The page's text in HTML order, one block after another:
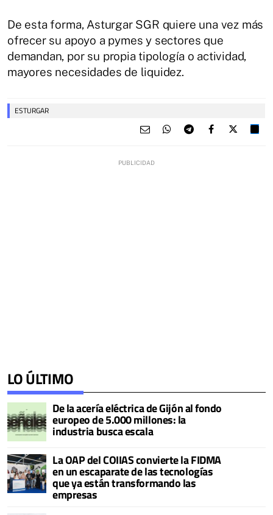
De esta forma, Asturgar SGR quiere una vez más
ofrecer su apoyo a pymes y sectores que
demandan, por su propia tipología o actividad,
mayores necesidades de liquidez.
ESTURGAR
LO ÚLTIMO
De la acería eléctrica de Gijón al fondo
europeo de 5.000 millones: la
industria busca escala
La OAP del COIIAS convierte la FIDMA
en un escaparate de las tecnologías
que ya están transformando las
empresas